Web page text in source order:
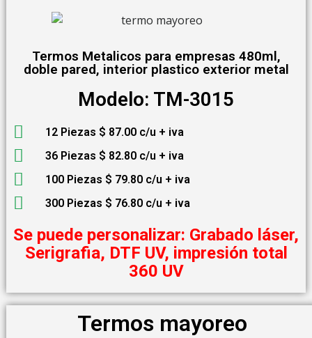
Termos Metalicos para empresas 480ml,
doble pared, interior plastico exterior metal
Modelo: TM-3015
12 Piezas $ 87.00 c/u + iva
36 Piezas $ 82.80 c/u + iva
100 Piezas $ 79.80 c/u + iva
300 Piezas $ 76.80 c/u + iva
Se puede personalizar: Grabado láser,
Serigrafia, DTF UV, impresión total
360 UV
Termos mayoreo